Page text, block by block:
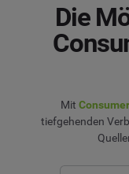
Die
Mit
tiefgehenden